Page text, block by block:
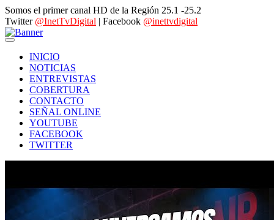
Somos el primer canal HD de la Región 25.1 -25.2
Twitter @InetTvDigital | Facebook @inettvdigital
INICIO
NOTICIAS
ENTREVISTAS
COBERTURA
CONTACTO
SEÑAL ONLINE
YOUTUBE
FACEBOOK
TWITTER